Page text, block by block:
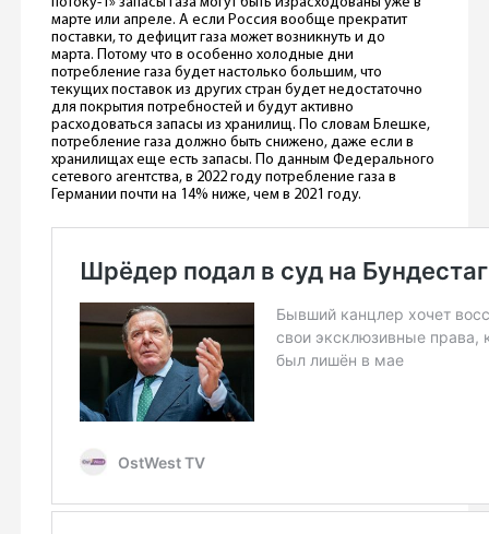
марте или апреле. А если Россия вообще прекратит
поставки, то дефицит газа может возникнуть и до
марта. Потому что в особенно холодные дни
потребление газа будет настолько большим, что
текущих поставок из других стран будет недостаточно
для покрытия потребностей и будут активно
расходоваться запасы из хранилищ. По словам Блешке,
потребление газа должно быть снижено, даже если в
хранилищах еще есть запасы. По данным Федерального
сетевого агентства, в 2022 году потребление газа в
Германии почти на 14% ниже, чем в 2021 году.